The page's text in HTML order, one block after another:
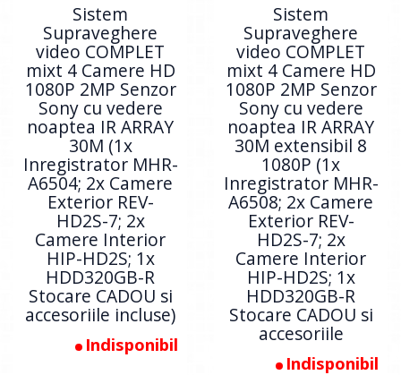
Sistem
Supraveghere
video COMPLET
mixt 4 Camere HD
1080P 2MP Senzor
Sony cu vedere
noaptea IR ARRAY
30M (1x
Inregistrator MHR-
A6504; 2x Camere
Exterior REV-
HD2S-7; 2x
Camere Interior
HIP-HD2S; 1x
HDD320GB-R
Stocare CADOU si
accesoriile incluse)
Indisponibil
Sistem
Supraveghere
video COMPLET
mixt 4 Camere HD
1080P 2MP Senzor
Sony cu vedere
noaptea IR ARRAY
30M extensibil 8
1080P (1x
Inregistrator MHR-
A6508; 2x Camere
Exterior REV-
HD2S-7; 2x
Camere Interior
HIP-HD2S; 1x
HDD320GB-R
Stocare CADOU si
accesoriile
Indisponibil